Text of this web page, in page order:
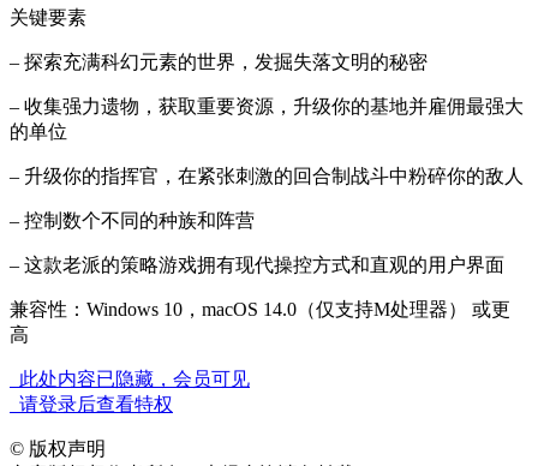
关键要素
– 探索充满科幻元素的世界，发掘失落文明的秘密
– 收集强力遗物，获取重要资源，升级你的基地并雇佣最强大
的单位
– 升级你的指挥官，在紧张刺激的回合制战斗中粉碎你的敌人
– 控制数个不同的种族和阵营
– 这款老派的策略游戏拥有现代操控方式和直观的用户界面
兼容性：Windows 10，macOS 14.0（仅支持M处理器） 或更
高
此处内容已隐藏，会员可见
请登录后查看特权
© 版权声明